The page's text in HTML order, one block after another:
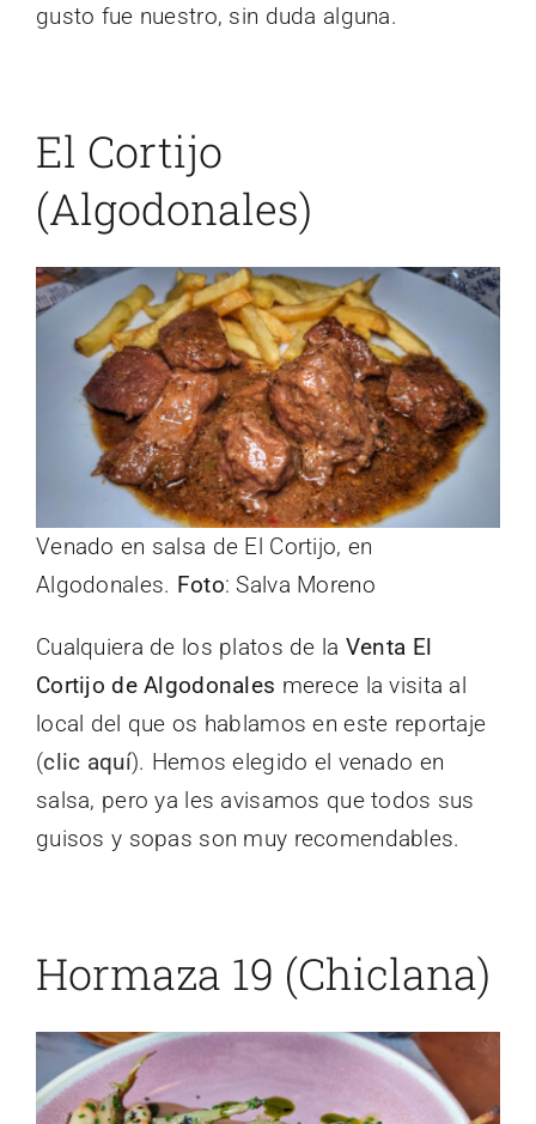
gusto fue nuestro, sin duda alguna.
El Cortijo
(Algodonales)
Venado en salsa de El Cortijo, en
Algodonales. Foto: Salva Moreno
Cualquiera de los platos de la Venta El
Cortijo de Algodonales merece la visita al
local del que os hablamos en este reportaje
(clic aquí). Hemos elegido el venado en
salsa, pero ya les avisamos que todos sus
guisos y sopas son muy recomendables.
Hormaza 19 (Chiclana)